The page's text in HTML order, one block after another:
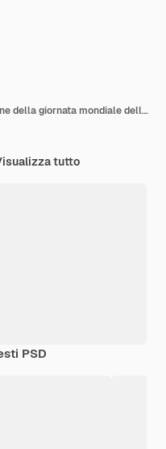
Modello di pagina di destinazione della giornata mondiale della poesia
tutto
PSD